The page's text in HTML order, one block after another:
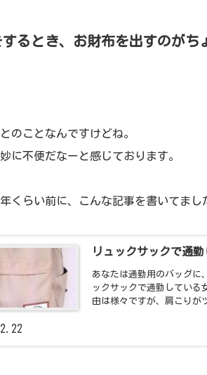
するとき、お財布を出すのがち
のことなんですけどね。
に不便だなーと感じております。
くらい前に、こんな記事を書いてまし
リュックサックで通
あなたは通勤用のバッグに
ックサックで通勤している
由は様々ですが、肩こりが